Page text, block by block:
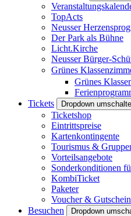
TopActs
Neusser
Der Park als Bühne
Licht.Kirche
Neusser Bürger-
Grünes
Grünes
Tickets
Dropdown
Ticketshop
Eintrittspreise
Kartenkontingente
Tourismus &
Vorteilsangebote
Sonderkonditionen
KombiTicket
Paketer
Voucher &
Besuchen
Dropdown